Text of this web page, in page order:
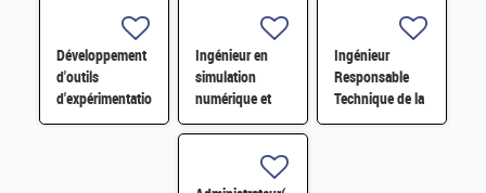
Nucléaires et
Monte-Carlo H/F
Développement
d'outils
d'expérimentation
hyperfréquences
Ingénieur en
simulation
numérique et
Machine
biomoléculaires
Ingénieur
Responsable
Technique de la
conduite de